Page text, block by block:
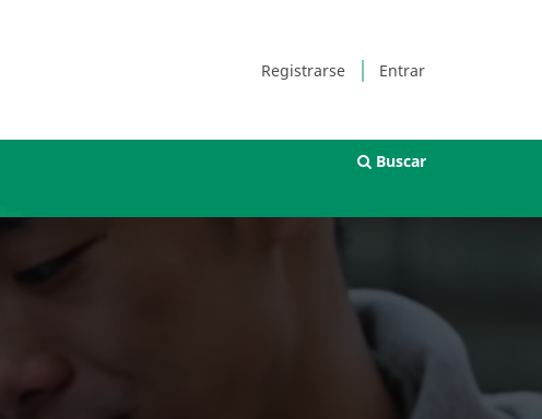
Registrarse Entrar
Buscar